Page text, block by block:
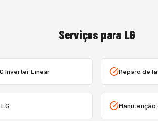
Serviços para LG
Inverter Linear Reparo de
Manutenção